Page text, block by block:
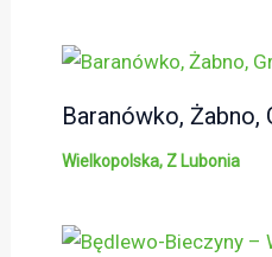
Baranówko, Żabno,
Wielkopolska, Z Lubonia